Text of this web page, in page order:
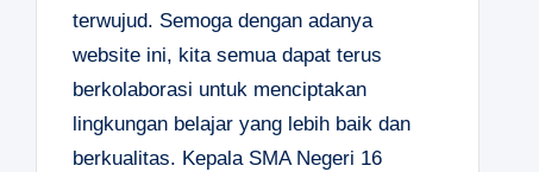
terwujud. Semoga dengan adanya
website ini, kita semua dapat terus
berkolaborasi untuk menciptakan
lingkungan belajar yang lebih baik dan
berkualitas. Kepala SMA Negeri 16